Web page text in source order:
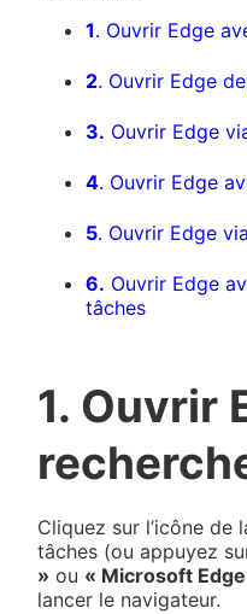
1. Ouvrir Edge
2. Ouvrir Edge
3. Ouvrir Edge
4. Ouvrir Edge
5. Ouvrir Edge
6. Ouvrir Edge
tâches
1. Ouvrir
Cliquez sur l’icône de
tâches (ou appuyez
» ou « Microsoft
lancer le navigateur.